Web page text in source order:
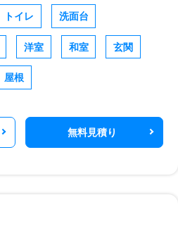
トイレ 洗面台
洋室 和室 玄関
屋根
無料見積り